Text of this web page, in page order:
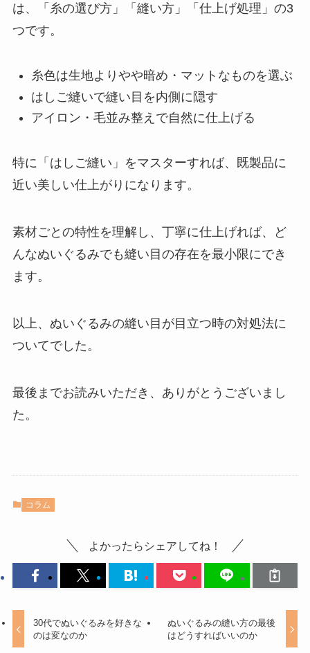
は、「糸の選び方」「縫い方」「仕上げ処理」の3
つです。
糸色は生地よりやや暗め・マットなものを選ぶ
はしご縫いで縫い目を内側に隠す
アイロン・毛並み整えで自然に仕上げる
特に「はしご縫い」をマスターすれば、既製品に
近い美しい仕上がりになります。
素材ごとの特性を理解し、丁寧に仕上げれば、ど
んなぬいぐるみでも縫い目の存在を最小限にでき
ます。
以上、ぬいぐるみの縫い目が目立つ時の対処法に
ついてでした。
最後までお読みいただき、ありがとうございまし
た。
コラム
よかったらシェアしてね！
30代でぬいぐるみを好きな
のは変なのか
ぬいぐるみの縫い方の最後
はどうすればいいのか